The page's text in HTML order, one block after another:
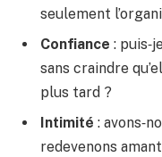
seulement
Confiance :
sans craindre
plus tard ?
Intimité :
redevenons